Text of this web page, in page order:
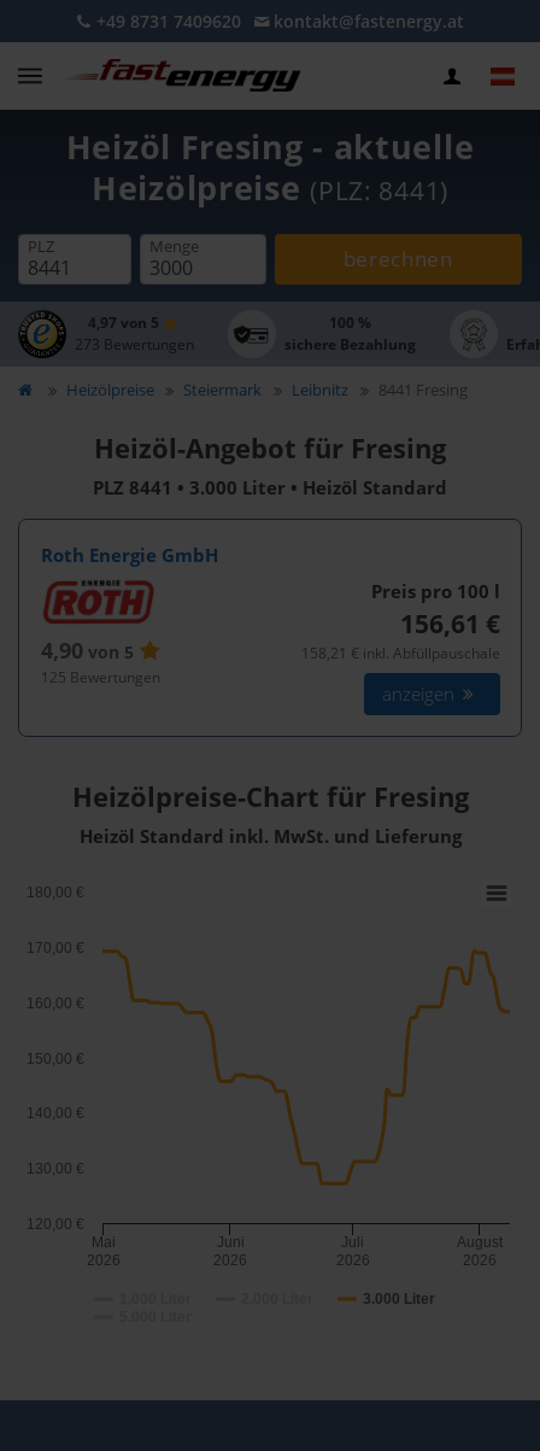
+49 8731 7409620 kontakt@fastenergy.at
Heizöl Fresing - aktuelle
Heizölpreise (PLZ: 8441)
PLZ Menge berechnen
4,97 von 5
273 Bewertungen
100 %
sichere Bezahlung
Heizölpreise Steiermark Leibnitz 8441 Fresing
Heizöl-Angebot für Fresing
PLZ 8441 • 3.000 Liter • Heizöl Standard
Roth Energie GmbH
4,90 von 5
125 Bewertungen
Preis pro 100 l
156,61 €
158,21 € inkl. Abfüllpauschale
anzeigen
Heizölpreise-Chart für Fresing
Heizöl Standard inkl. MwSt. und Lieferung
3.000 Liter
Mai
2026
Juni
2026
Juli
2026
August
2026
120,00 €
130,00 €
140,00 €
150,00 €
160,00 €
170,00 €
180,00 €